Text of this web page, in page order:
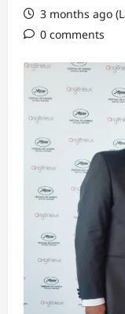
3 months ago
0 comments